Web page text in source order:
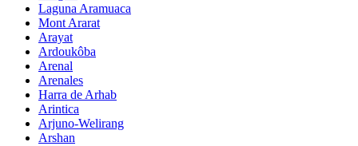
Laguna Aramuaca
Mont Ararat
Arayat
Ardoukôba
Arenal
Arenales
Harra de Arhab
Arintica
Arjuno-Welirang
Arshan